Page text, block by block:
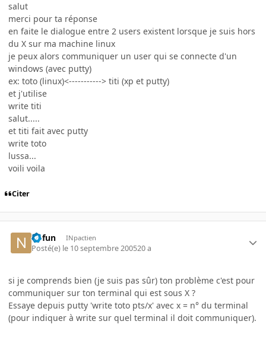
salut
merci pour ta réponse
en faite le dialogue entre 2 users existent lorsque je suis hors
du X sur ma machine linux
je peux alors communiquer un user qui se connecte d'un
windows (avec putty)
ex: toto (linux)<-----------> titi (xp et putty)
et j'utilise
write titi
salut.....
et titi fait avec putty
write toto
lussa...
voili voila
Citer
nofun INpactien
Posté(e) le 10 septembre 200520 a
si je comprends bien (je suis pas sûr) ton problème c'est pour
communiquer sur ton terminal qui est sous X ?
Essaye depuis putty 'write toto pts/x' avec x = n° du terminal
(pour indiquer à write sur quel terminal il doit communiquer).